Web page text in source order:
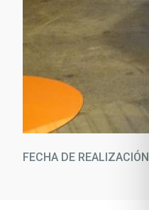
FECHA DE REALIZACIÓN